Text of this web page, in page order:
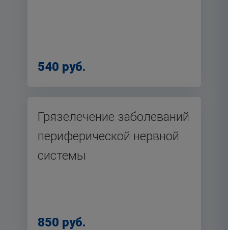
540 руб.
Грязелечение заболеваний
периферической нервной
системы
850 руб.